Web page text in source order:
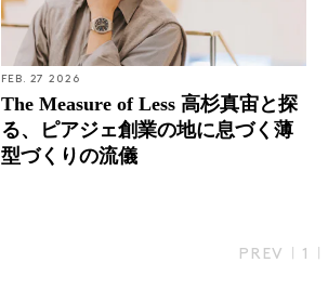
FEB. 27 2026
The Measure of Less 高杉真宙と探
る、ピアジェ創業の地に息づく薄
型づくりの流儀
PREV | 1 |